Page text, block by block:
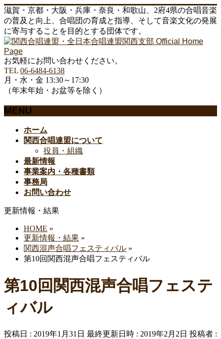
滋賀・京都・大阪・兵庫・奈良・和歌山、2府4県の合唱音楽
の普及と向上、合唱団の育成と指導、そして音楽文化の発展
に寄与することを目的とする団体です。
お気軽にお問い合わせください。
TEL 06-6484-6138
月・水・金 13:30～17:30
（年末年始・お盆等を除く）
MENU
ホーム
関西合唱連盟について
役員・組織
最新情報
事業案内・各種書類
事務局
お問い合わせ
更新情報・結果
HOME »
更新情報・結果 »
関西混声合唱フェスティバル »
第10回関西混声合唱フェスティバル
第10回関西混声合唱フェステ
ィバル
投稿日 : 2019年1月31日 最終更新日時 : 2019年2月2日 投稿者 :